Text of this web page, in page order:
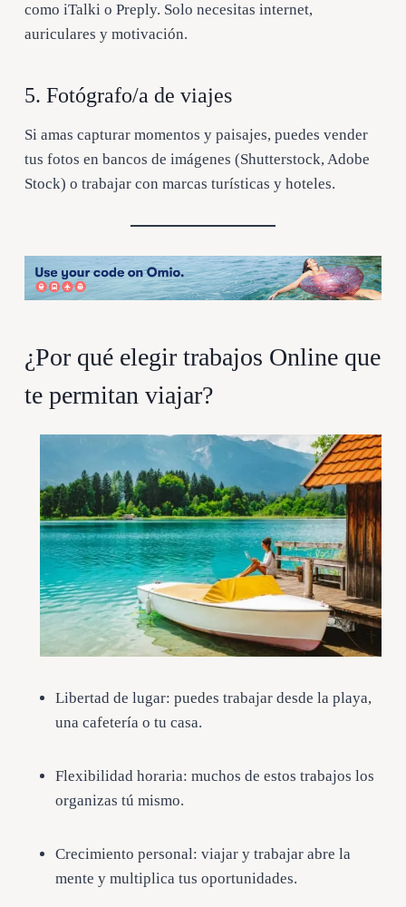
como iTalki o Preply. Solo necesitas internet,
auriculares y motivación.
5. Fotógrafo/a de viajes
Si amas capturar momentos y paisajes, puedes vender
tus fotos en bancos de imágenes (Shutterstock, Adobe
Stock) o trabajar con marcas turísticas y hoteles.
¿Por qué elegir trabajos Online que
te permitan viajar?
Libertad de lugar: puedes trabajar desde la playa,
una cafetería o tu casa.
Flexibilidad horaria: muchos de estos trabajos los
organizas tú mismo.
Crecimiento personal: viajar y trabajar abre la
mente y multiplica tus oportunidades.